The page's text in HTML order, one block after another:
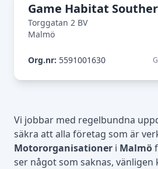
Game Habitat
Torggatan 2 BV
Malmö
Org.nr: 5591001630
Vi jobbar med regelbundna
säkra att alla företag som är
Motororganisationer i Malmö
ser något som saknas,